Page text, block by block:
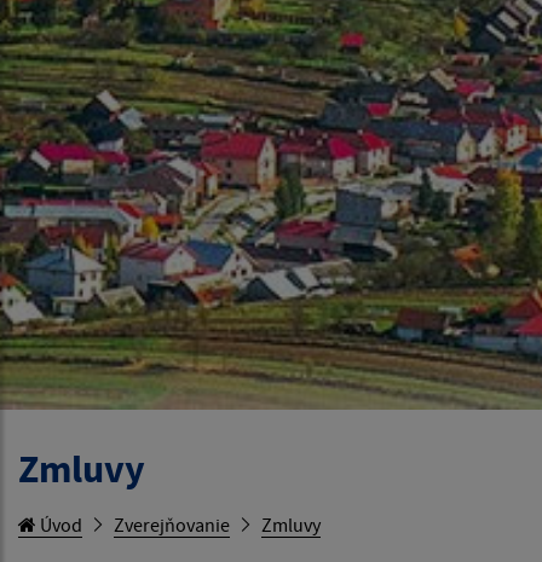
Zmluvy
Úvod Zverejňovanie Zmluvy